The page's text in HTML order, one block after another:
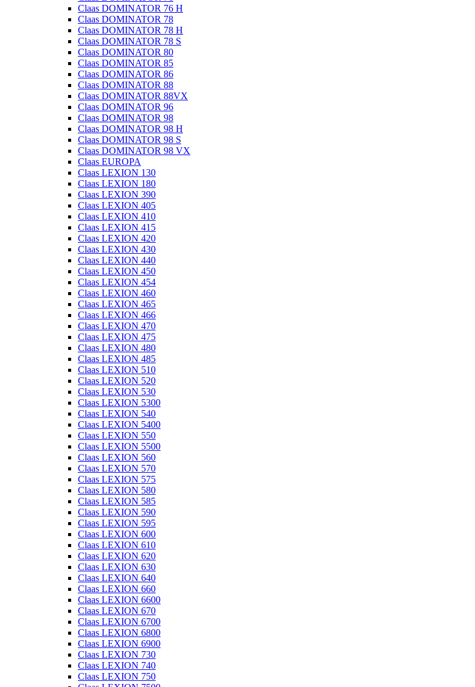
Claas DOMINATOR 76 H
Claas DOMINATOR 78
Claas DOMINATOR 78 H
Claas DOMINATOR 78 S
Claas DOMINATOR 80
Claas DOMINATOR 85
Claas DOMINATOR 86
Claas DOMINATOR 88
Claas DOMINATOR 88VX
Claas DOMINATOR 96
Claas DOMINATOR 98
Claas DOMINATOR 98 H
Claas DOMINATOR 98 S
Claas DOMINATOR 98 VX
Claas EUROPA
Claas LEXION 130
Claas LEXION 180
Claas LEXION 390
Claas LEXION 405
Claas LEXION 410
Claas LEXION 415
Claas LEXION 420
Claas LEXION 430
Claas LEXION 440
Claas LEXION 450
Claas LEXION 454
Claas LEXION 460
Claas LEXION 465
Claas LEXION 466
Claas LEXION 470
Claas LEXION 475
Claas LEXION 480
Claas LEXION 485
Claas LEXION 510
Claas LEXION 520
Claas LEXION 530
Claas LEXION 5300
Claas LEXION 540
Claas LEXION 5400
Claas LEXION 550
Claas LEXION 5500
Claas LEXION 560
Claas LEXION 570
Claas LEXION 575
Claas LEXION 580
Claas LEXION 585
Claas LEXION 590
Claas LEXION 595
Claas LEXION 600
Claas LEXION 610
Claas LEXION 620
Claas LEXION 630
Claas LEXION 640
Claas LEXION 660
Claas LEXION 6600
Claas LEXION 670
Claas LEXION 6700
Claas LEXION 6800
Claas LEXION 6900
Claas LEXION 730
Claas LEXION 740
Claas LEXION 750